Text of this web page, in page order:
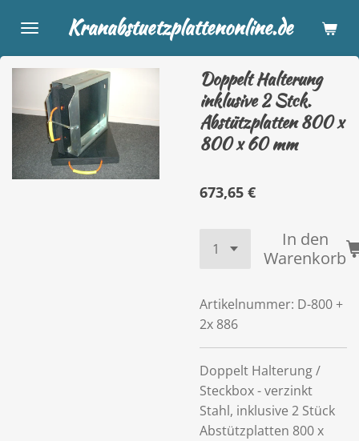
Hauptinhalt
springen
Kranabstuetzplattenonline.de
Doppelt Halterung
inklusive 2 Stck.
Abstützplatten 800 x
800 x 60 mm
673,65 €
In den
Warenkorb
Artikelnummer: D-800 +
2x 886
Doppelt Halterung /
Steckbox - verzinkt
Stahl, inklusive 2 Stück
Abstützplatten 800 x